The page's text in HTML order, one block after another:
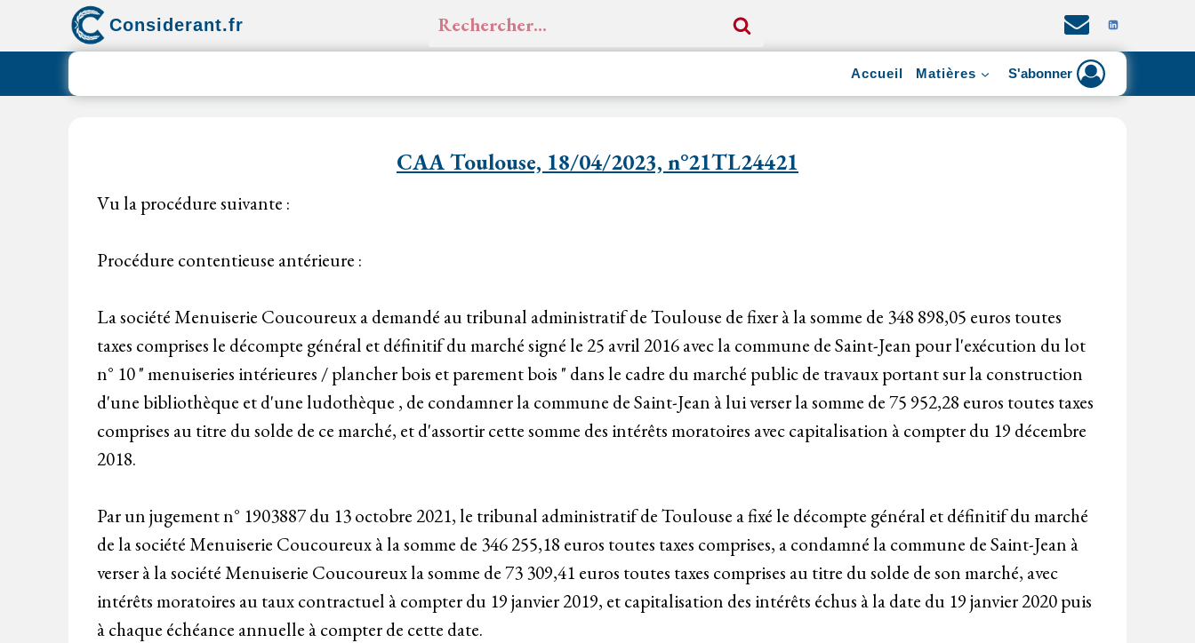
Considerant.fr Rechercher :
Accueil Matières S'abonner
CAA Toulouse, 18/04/2023, n°21TL24421
Vu la procédure suivante :
Procédure contentieuse antérieure :
La société Menuiserie Coucoureux a demandé au tribunal administratif de Toulouse de fixer à la somme de 348 898,05 euros toutes
taxes comprises le décompte général et définitif du marché signé le 25 avril 2016 avec la commune de Saint-Jean pour l'exécution du lot
n° 10 " menuiseries intérieures / plancher bois et parement bois " dans le cadre du marché public de travaux portant sur la construction
d'une bibliothèque et d'une ludothèque , de condamner la commune de Saint-Jean à lui verser la somme de 75 952,28 euros toutes taxes
comprises au titre du solde de ce marché, et d'assortir cette somme des intérêts moratoires avec capitalisation à compter du 19 décembre
2018.
Par un jugement n° 1903887 du 13 octobre 2021, le tribunal administratif de Toulouse a fixé le décompte général et définitif du marché
de la société Menuiserie Coucoureux à la somme de 346 255,18 euros toutes taxes comprises, a condamné la commune de Saint-Jean à
verser à la société Menuiserie Coucoureux la somme de 73 309,41 euros toutes taxes comprises au titre du solde de son marché, avec
intérêts moratoires au taux contractuel à compter du 19 janvier 2019, et capitalisation des intérêts échus à la date du 19 janvier 2020 puis
à chaque échéance annuelle à compter de cette date.